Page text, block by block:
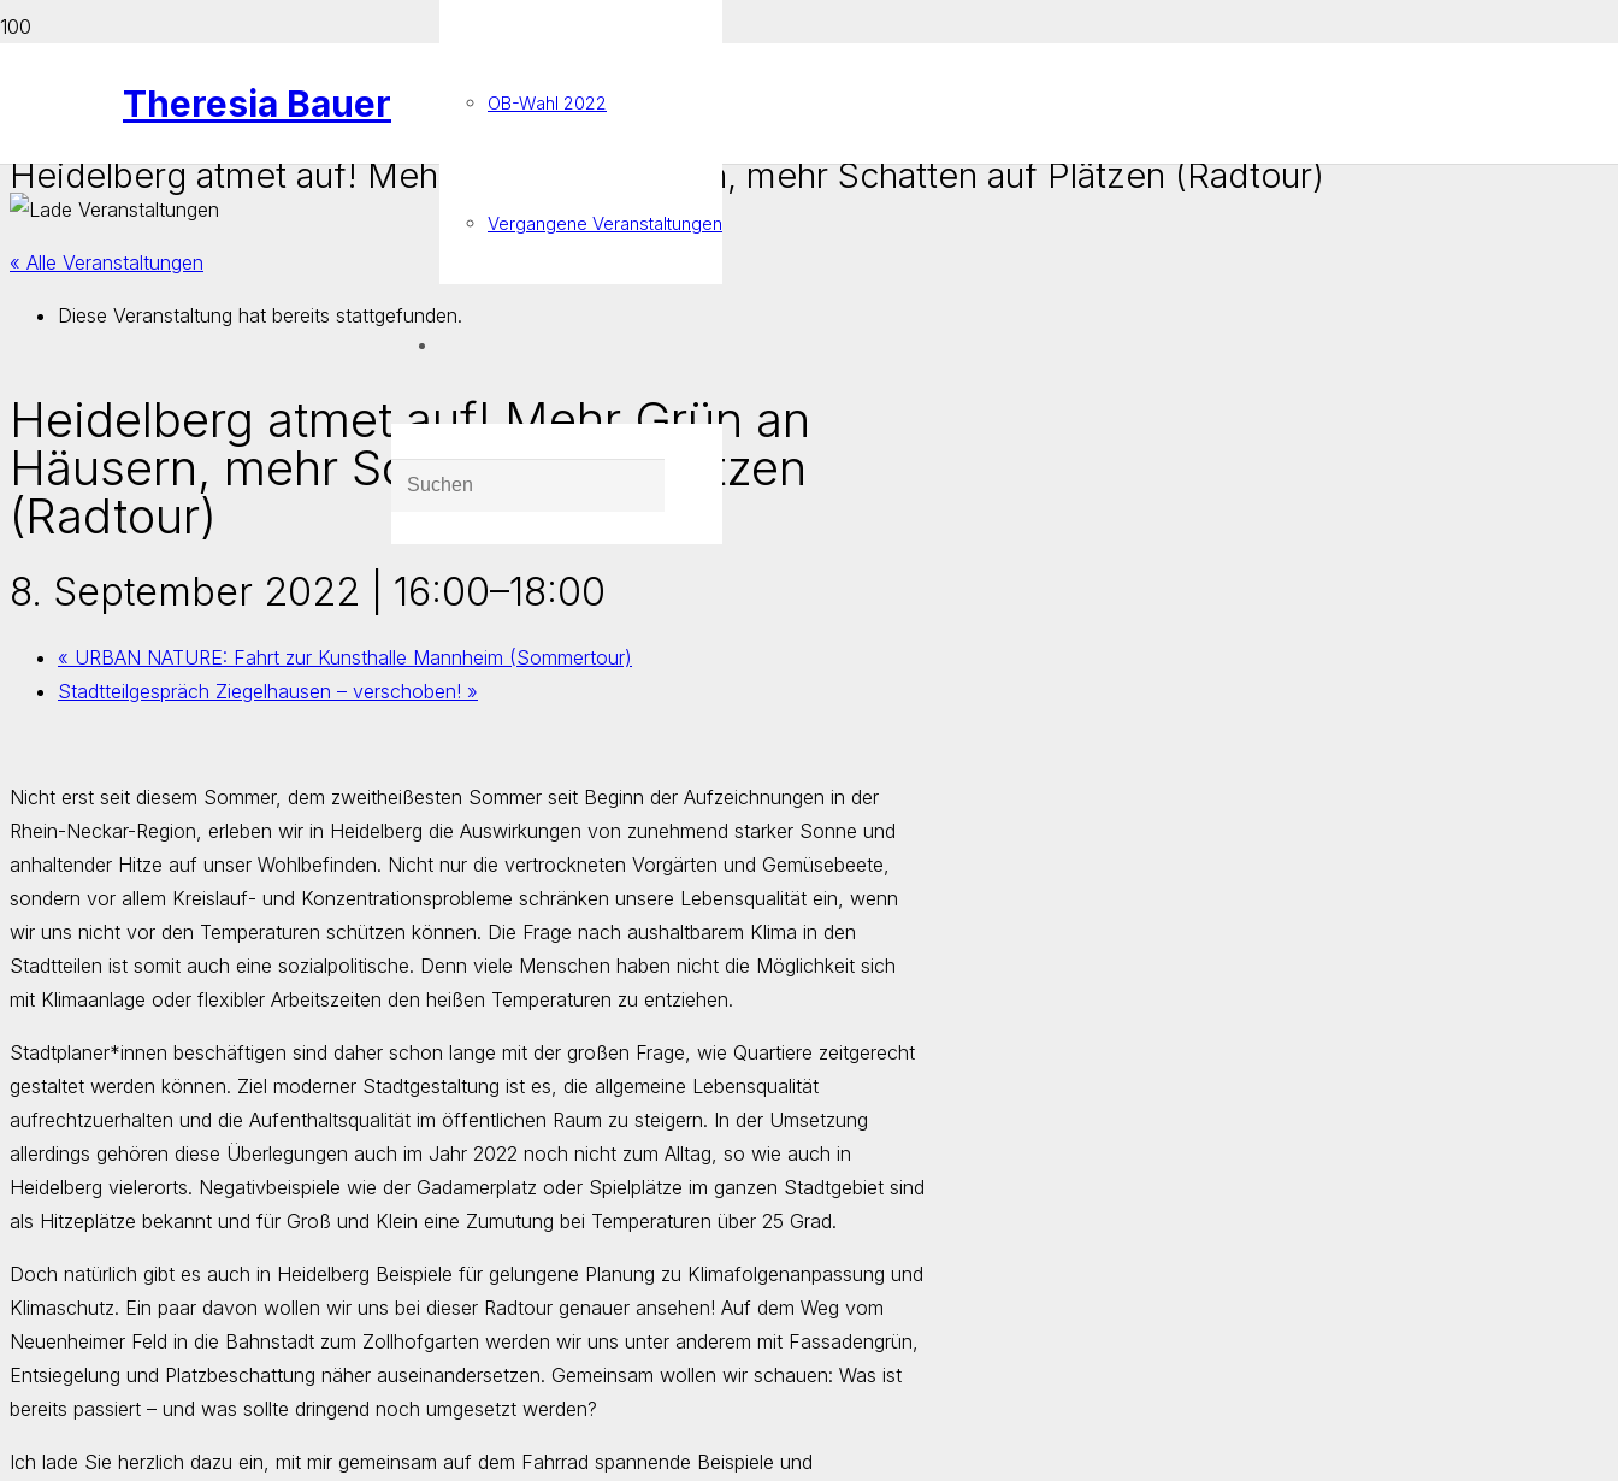
Theresia Bauer OB-Wahl 2022
Vergangene Veranstaltungen
Heidelberg atmet auf! Mehr Grün an Häusern, mehr Schatten auf Plätzen (Radtour)
« Alle Veranstaltungen
Diese Veranstaltung hat bereits stattgefunden.
Heidelberg atmet auf! Mehr Grün an
Häusern, mehr Schatten auf Plätzen
(Radtour)
8. September 2022 | 16:00–18:00
« URBAN NATURE: Fahrt zur Kunsthalle Mannheim (Sommertour)
Stadtteilgespräch Ziegelhausen – verschoben! »
Nicht erst seit diesem Sommer, dem zweitheißesten Sommer seit Beginn der Aufzeichnungen in der
Rhein-Neckar-Region, erleben wir in Heidelberg die Auswirkungen von zunehmend starker Sonne und
anhaltender Hitze auf unser Wohlbefinden. Nicht nur die vertrockneten Vorgärten und Gemüsebeete,
sondern vor allem Kreislauf- und Konzentrationsprobleme schränken unsere Lebensqualität ein, wenn
wir uns nicht vor den Temperaturen schützen können. Die Frage nach aushaltbarem Klima in den
Stadtteilen ist somit auch eine sozialpolitische. Denn viele Menschen haben nicht die Möglichkeit sich
mit Klimaanlage oder flexibler Arbeitszeiten den heißen Temperaturen zu entziehen.
Stadtplaner*innen beschäftigen sind daher schon lange mit der großen Frage, wie Quartiere zeitgerecht
gestaltet werden können. Ziel moderner Stadtgestaltung ist es, die allgemeine Lebensqualität
aufrechtzuerhalten und die Aufenthaltsqualität im öffentlichen Raum zu steigern. In der Umsetzung
allerdings gehören diese Überlegungen auch im Jahr 2022 noch nicht zum Alltag, so wie auch in
Heidelberg vielerorts. Negativbeispiele wie der Gadamerplatz oder Spielplätze im ganzen Stadtgebiet sind
als Hitzeplätze bekannt und für Groß und Klein eine Zumutung bei Temperaturen über 25 Grad.
Doch natürlich gibt es auch in Heidelberg Beispiele für gelungene Planung zu Klimafolgenanpassung und
Klimaschutz. Ein paar davon wollen wir uns bei dieser Radtour genauer ansehen! Auf dem Weg vom
Neuenheimer Feld in die Bahnstadt zum Zollhofgarten werden wir uns unter anderem mit Fassadengrün,
Entsiegelung und Platzbeschattung näher auseinandersetzen. Gemeinsam wollen wir schauen: Was ist
bereits passiert – und was sollte dringend noch umgesetzt werden?
Ich lade Sie herzlich dazu ein, mit mir gemeinsam auf dem Fahrrad spannende Beispiele und